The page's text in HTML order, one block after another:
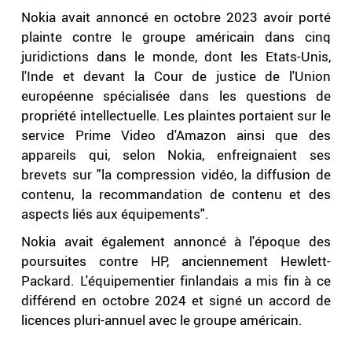
Nokia avait annoncé en octobre 2023 avoir porté
plainte contre le groupe américain dans cinq
juridictions dans le monde, dont les Etats-Unis,
l'Inde et devant la Cour de justice de l'Union
européenne spécialisée dans les questions de
propriété intellectuelle. Les plaintes portaient sur le
service Prime Video d'Amazon ainsi que des
appareils qui, selon Nokia, enfreignaient ses
brevets sur "la compression vidéo, la diffusion de
contenu, la recommandation de contenu et des
aspects liés aux équipements".
Nokia avait également annoncé à l'époque des
poursuites contre HP, anciennement Hewlett-
Packard. L'équipementier finlandais a mis fin à ce
différend en octobre 2024 et signé un accord de
licences pluri-annuel avec le groupe américain.